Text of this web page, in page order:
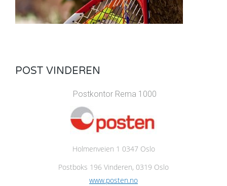
POST VINDEREN
Postkontor Rema 1000
Holmenveien 1 0347 Oslo
Postboks 196 Vinderen, 0319 Oslo
www.posten.no